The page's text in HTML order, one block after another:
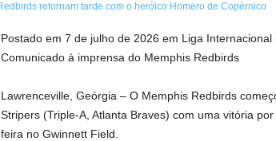
Postado em 7 de julho de 2026 em Liga Internacional
Comunicado à imprensa do Memphis Redbirds
Lawrenceville, Geórgia – O Memphis Redbirds
Stripers (Triple-A, Atlanta Braves) com uma vitória
feira no Gwinnett Field.